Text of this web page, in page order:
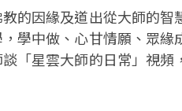
的因緣及道出從大師的智
學中做、心甘情願、眾緣
「星雲大師的日常」視頻